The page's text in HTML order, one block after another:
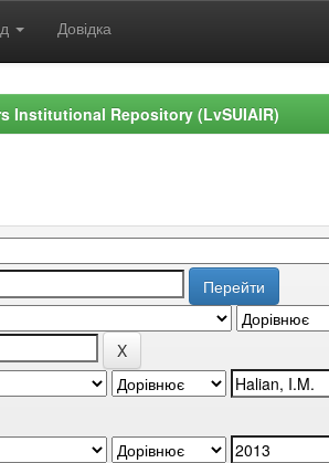
Довідка
Institutional Repository (LvSUIAIR)